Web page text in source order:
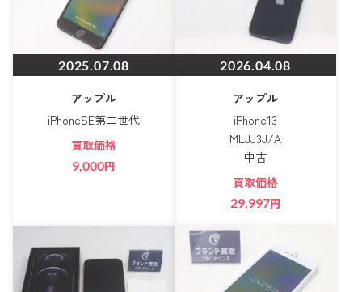
2025.07.08
アップル
iPhoneSE第二世代
買取価格
9,000円
2026.04.08
アップル
iPhone13
MLJJ3J/A
中古
買取価格
29,997円